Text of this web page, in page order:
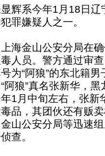
系今年1月18日辽
罪嫌疑人之一。
金山公安分局在确
人员。警方通过审
为“阿狼”的东北籍
阿狼”真名张新华，
1月中旬左右，张新
品，其团伙还有贩
山公安分局等迅速
查。